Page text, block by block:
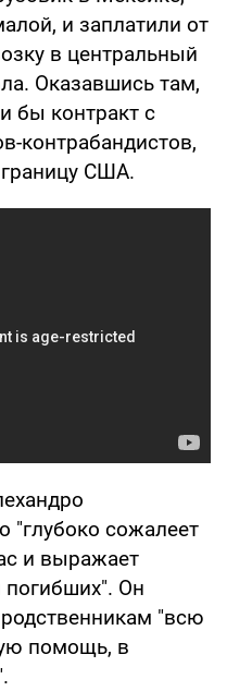
и заплатили от
в центральный
Оказавшись там,
бы контракт с
контрабандистов,
США.
"глубоко сожалеет
и выражает
погибших". Он
"всю
помощь, в